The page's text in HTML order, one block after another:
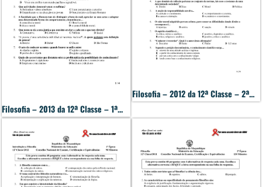
Filosofia – 2013 da 12ª Classe – 1ª...
Filosofia – 2012 da 12ª Classe – 2ª...